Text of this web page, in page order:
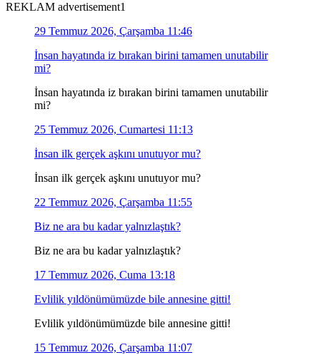
REKLAM advertisement1
29 Temmuz 2026, Çarşamba 11:46
İnsan hayatında iz bırakan birini tamamen unutabilir
mi?
İnsan hayatında iz bırakan birini tamamen unutabilir
mi?
25 Temmuz 2026, Cumartesi 11:13
İnsan ilk gerçek aşkını unutuyor mu?
İnsan ilk gerçek aşkını unutuyor mu?
22 Temmuz 2026, Çarşamba 11:55
Biz ne ara bu kadar yalnızlaştık?
Biz ne ara bu kadar yalnızlaştık?
17 Temmuz 2026, Cuma 13:18
Evlilik yıldönümümüzde bile annesine gitti!
Evlilik yıldönümümüzde bile annesine gitti!
15 Temmuz 2026, Çarşamba 11:07